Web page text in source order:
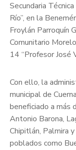
Secundaria
Río”, en la
Froylán Parroquín
Comunitario
14 “Profesor José
Con ello, la
municipal de
beneficiado a más
Antonio Barona,
Chipitlán, Palmira
poblados como